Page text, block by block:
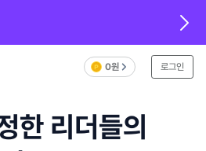
0원 로그인
한 리더들의